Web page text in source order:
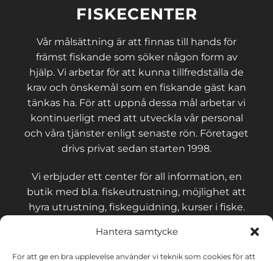
Hantera samtycke
För att ge en bra upplevelse använder vi teknik som cookies för att
FISKECENTER
Vår målsättning är att finnas till hands för
främst fiskande som söker någon form av
hjälp. Vi arbetar för att kunna tillfredställa de
krav och önskemål som en fiskande gäst kan
tänkas ha. För att uppnå dessa mål arbetar vi
kontinuerligt med att utveckla vår personal
och våra tjänster enligt senaste rön. Företaget
drivs privat sedan starten 1998.
Vi erbjuder ett center för all information, en
butik med bl.a. fiskeutrustning, möjlighet att
hyra utrustning, fiskeguidning, kurser i fiske.